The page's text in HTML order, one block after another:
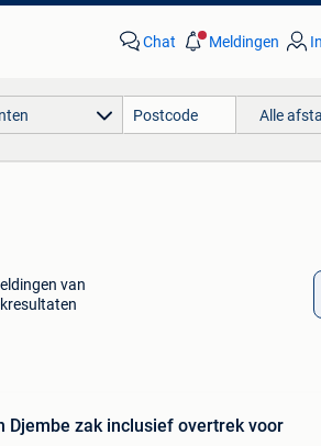
Chat Meldingen
Alle
van
Djembe zak inclusief overtrek voor